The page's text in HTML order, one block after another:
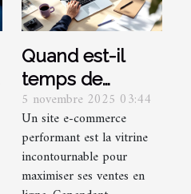
Quand est-il
temps de
repenser la
conception de
votre site e-
commerce ?
5 novembre 2025 03:44
Un site e-commerce
performant est la vitrine
incontournable pour
maximiser ses ventes en